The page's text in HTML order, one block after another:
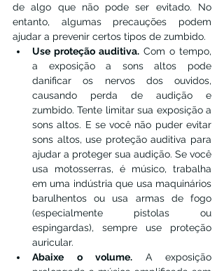
de algo que não pode ser evitado. No
entanto, algumas precauções podem
ajudar a prevenir certos tipos de zumbido.
Use proteção auditiva. Com o tempo,
a exposição a sons altos pode
danificar os nervos dos ouvidos,
causando perda de audição e
zumbido. Tente limitar sua exposição a
sons altos. E se você não puder evitar
sons altos, use proteção auditiva para
ajudar a proteger sua audição. Se você
usa motosserras, é músico, trabalha
em uma indústria que usa maquinários
barulhentos ou usa armas de fogo
(especialmente pistolas ou
espingardas), sempre use proteção
auricular.
Abaixe o volume. A exposição